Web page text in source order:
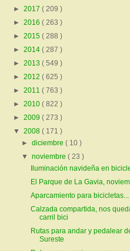
► 2017 ( 209 )
► 2016 ( 263 )
► 2015 ( 288 )
► 2014 ( 287 )
► 2013 ( 549 )
► 2012 ( 625 )
► 2011 ( 763 )
► 2010 ( 822 )
► 2009 ( 273 )
▼ 2008 ( 171 )
►diciembre( 10 )
▼noviembre( 23 )
Iluminación navideña en
El Parque de La Gavia,
Aparcamiento para
Calzada compartida, nos
carril bici
Rutas para andar y pedalear
Sureste